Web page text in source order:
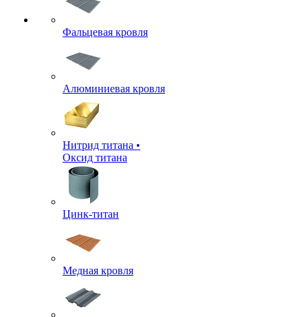
Фальцевая кровля
Алюминиевая кровля
Нитрид титана •
Оксид титана
Цинк-титан
Медная кровля